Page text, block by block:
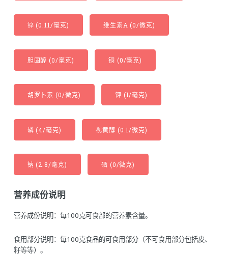
锌 (0.11/毫克) 维生素A (0/微克)
胆固醇 (0/毫克) 铜 (0/毫克)
胡罗卜素 (0/微克) 钾 (1/毫克)
磷 (4/毫克) 视黄醇 (0.1/微克)
钠 (2.8/毫克) 硒 (0/微克)
营养成份说明
营养成份说明：每100克可食部的营养素含量。
食用部分说明：每100克食品的可食用部分（不可食用部分包括皮、
籽等等）。